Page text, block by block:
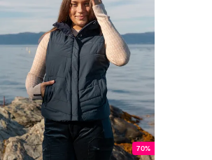
70%